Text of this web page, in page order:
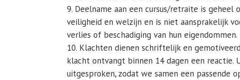
Deelname aan een cursus/retraite is
veiligheid en welzijn en is niet aansprakelijk
verlies of beschadiging van hun eigendommen.
Klachten dienen schriftelijk en
klacht ontvangt binnen 14 dagen een
uitgesproken, zodat we samen een passende